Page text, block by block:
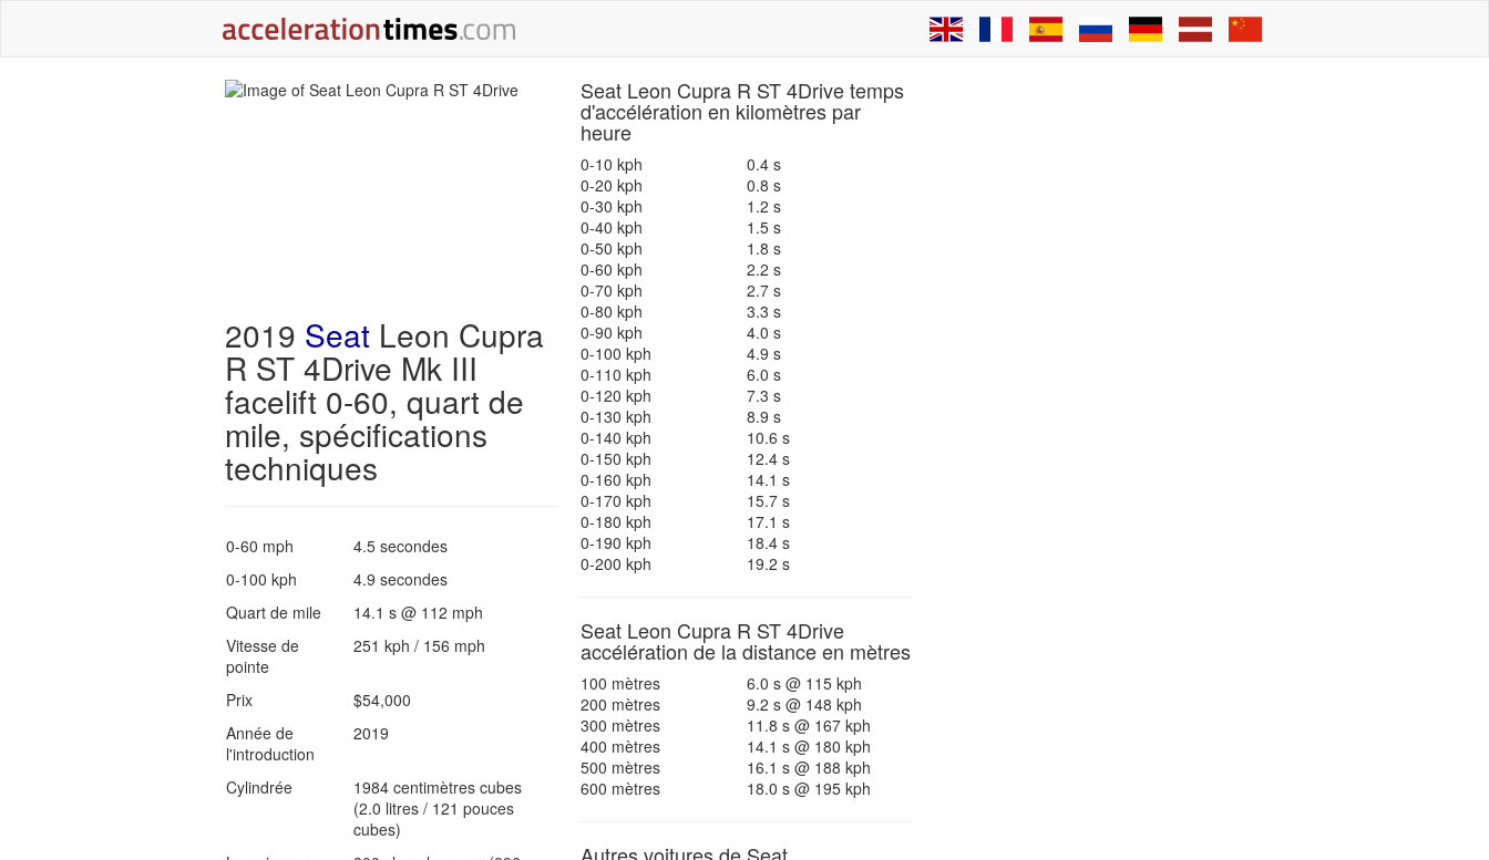
2019 SeatLeon Cupra
R ST 4Drive Mk III
facelift 0-60, quart de
mile, spécifications
techniques
0-60 mph
4.5 secondes
0-100 kph
4.9 secondes
Quart de mile
14.1 s @ 112 mph
Vitesse de
pointe
251 kph / 156 mph
Prix
$54,000
Année de
l'introduction
2019
Cylindrée
1984 centimètres cubes
(2.0 litres / 121 pouces
cubes)
Seat Leon Cupra R ST 4Drive temps
d'accélération en kilomètres par
heure
0-10 kph
0.4 s
0-20 kph
0.8 s
0-30 kph
1.2 s
0-40 kph
1.5 s
0-50 kph
1.8 s
0-60 kph
2.2 s
0-70 kph
2.7 s
0-80 kph
3.3 s
0-90 kph
4.0 s
0-100 kph
4.9 s
0-110 kph
6.0 s
0-120 kph
7.3 s
0-130 kph
8.9 s
0-140 kph
10.6 s
0-150 kph
12.4 s
0-160 kph
14.1 s
0-170 kph
15.7 s
0-180 kph
17.1 s
0-190 kph
18.4 s
0-200 kph
19.2 s
Seat Leon Cupra R ST 4Drive
accélération de la distance en mètres
100 mètres
6.0 s @ 115 kph
200 mètres
9.2 s @ 148 kph
300 mètres
11.8 s @ 167 kph
400 mètres
14.1 s @ 180 kph
500 mètres
16.1 s @ 188 kph
600 mètres
18.0 s @ 195 kph